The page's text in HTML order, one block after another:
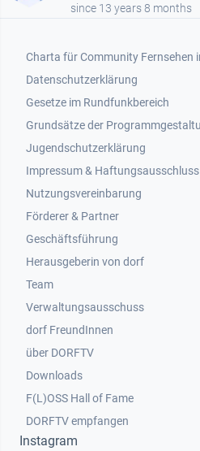
since 13 years 8 months
Footer 1
Charta für Community Fernsehen
Datenschutzerklärung
Gesetze im Rundfunkbereich
Grundsätze der
Jugendschutzerklärung
Impressum & Haftungsausschluss
Nutzungsvereinbarung
Footer 2
Förderer & Partner
Geschäftsführung
Herausgeberin von dorf
Team
Verwaltungsausschuss
dorf FreundInnen
Footer 3
über DORFTV
Downloads
F(L)OSS Hall of Fame
Footer 4
DORFTV empfangen
Instagram